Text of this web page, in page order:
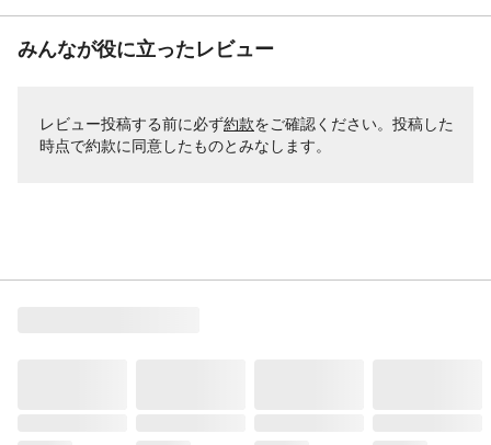
みんなが役に立ったレビュー
レビュー投稿する前に必ず約款をご確認ください。投稿した
時点で約款に同意したものとみなします。